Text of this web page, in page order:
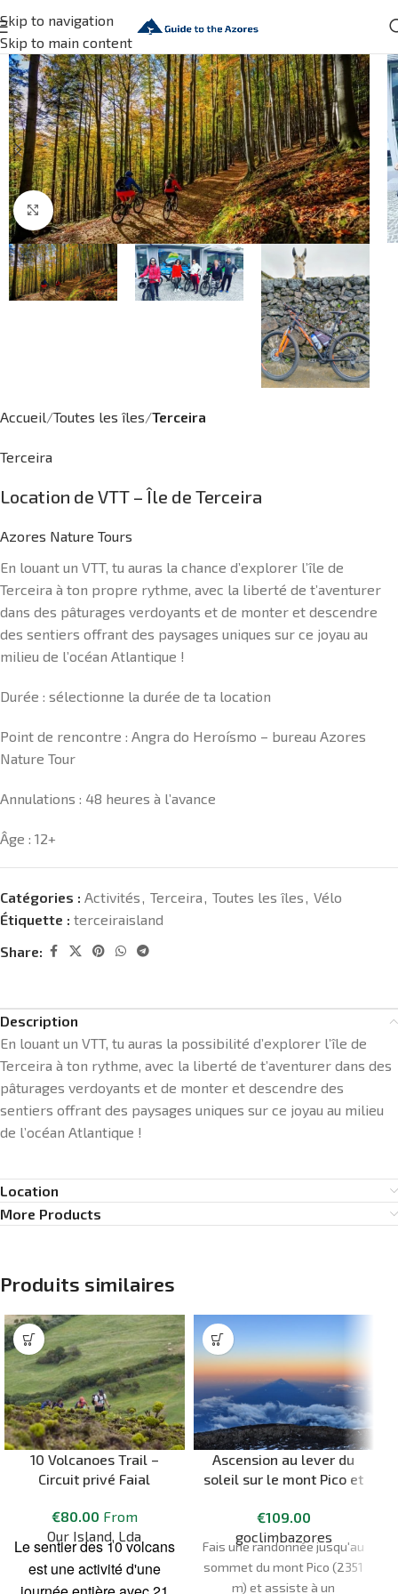
Skip to navigation
Skip to main content
Click to enlarge
Accueil Toutes les îles Terceira
Terceira
Location de VTT – Île de Terceira
Azores Nature Tours
En louant un VTT, tu auras la chance d’explorer l’île de
Terceira à ton propre rythme, avec la liberté de t’aventurer
dans des pâturages verdoyants et de monter et descendre
des sentiers offrant des paysages uniques sur ce joyau au
milieu de l’océan Atlantique !
Durée : sélectionne la durée de ta location
Point de rencontre : Angra do Heroísmo – bureau Azores
Nature Tour
Annulations : 48 heures à l’avance
Âge : 12+
Catégories : Activités, Terceira, Toutes les îles, Vélo
Étiquette : terceiraisland
Share:
Description
En louant un VTT, tu auras la possibilité d’explorer l’île de
Terceira à ton rythme, avec la liberté de t’aventurer dans des
pâturages verdoyants et de monter et descendre des
sentiers offrant des paysages uniques sur ce joyau au milieu
de l’océan Atlantique !
Location
More Products
Produits similaires
10 Volcanoes Trail –
Circuit privé Faial
€80.00 From
Our Island, Lda
Le sentier des 10 volcans
est une activité d'une
Ascension au lever du
soleil sur le mont Pico et
plus haut sommet du
Portugal
€109.00
goclimbazores
Fais une randonnée jusqu'au
sommet du mont Pico (2351
m) et assiste à un